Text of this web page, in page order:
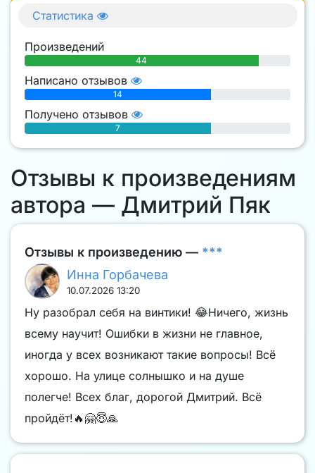
Отзывы к произведениям
автора — Дмитрий Пяк
Отзывы к произведению — ***
Инна Горбачева
10.07.2026 13:20
Ну разобрал себя на винтики! 😂Ничего, жизнь
всему научит! Ошибки в жизни не главное,
иногда у всех возникают такие вопросы! Всё
хорошо. На улице солнышко и на душе
полегче! Всех благ, дорогой Дмитрий. Всё
пройдёт!🔥🤗😇🙏
Статистика
Произведений
44
Написано отзывов
14
Получено отзывов
7